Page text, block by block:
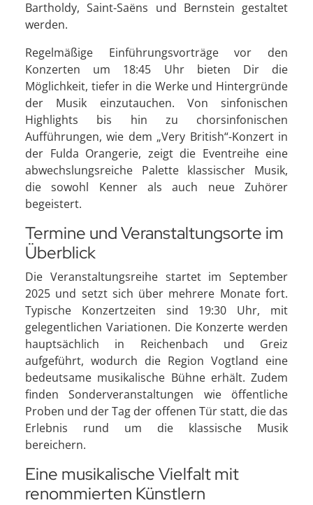
Bartholdy, Saint-Saëns und Bernstein gestaltet
werden.
Regelmäßige Einführungsvorträge vor den
Konzerten um 18:45 Uhr bieten Dir die
Möglichkeit, tiefer in die Werke und Hintergründe
der Musik einzutauchen. Von sinfonischen
Highlights bis hin zu chorsinfonischen
Aufführungen, wie dem „Very British“-Konzert in
der Fulda Orangerie, zeigt die Eventreihe eine
abwechslungsreiche Palette klassischer Musik,
die sowohl Kenner als auch neue Zuhörer
begeistert.
Termine und Veranstaltungsorte im
Überblick
Die Veranstaltungsreihe startet im September
2025 und setzt sich über mehrere Monate fort.
Typische Konzertzeiten sind 19:30 Uhr, mit
gelegentlichen Variationen. Die Konzerte werden
hauptsächlich in Reichenbach und Greiz
aufgeführt, wodurch die Region Vogtland eine
bedeutsame musikalische Bühne erhält. Zudem
finden Sonderveranstaltungen wie öffentliche
Proben und der Tag der offenen Tür statt, die das
Erlebnis rund um die klassische Musik
bereichern.
Eine musikalische Vielfalt mit
renommierten Künstlern